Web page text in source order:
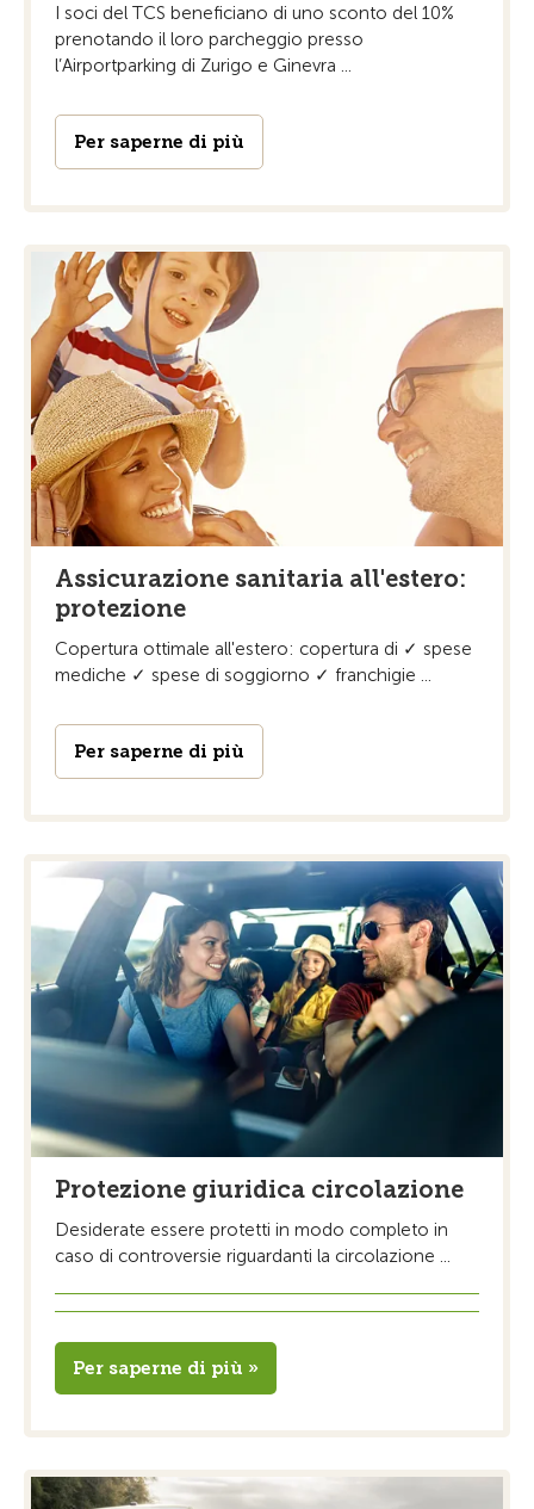
I soci del TCS beneficiano di uno sconto del 10%
prenotando il loro parcheggio presso
l’Airportparking di Zurigo e Ginevra ...
Per saperne di più
Assicurazione sanitaria all'estero:
protezione
Copertura ottimale all'estero: copertura di ✓ spese
mediche ✓ spese di soggiorno ✓ franchigie ...
Per saperne di più
Protezione giuridica circolazione
Desiderate essere protetti in modo completo in
caso di controversie riguardanti la circolazione ...
Per saperne di più »